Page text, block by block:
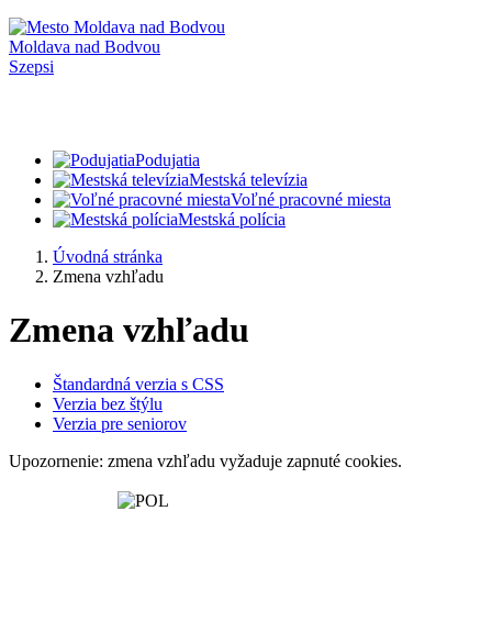
Moldava nad Bodvou
Szepsi
Podujatia
Mestská televízia
Voľné pracovné miesta
Mestská polícia
Úvodná stránka
Zmena vzhľadu
Zmena vzhľadu
Štandardná verzia s CSS
Verzia bez štýlu
Verzia pre seniorov
Upozornenie: zmena vzhľadu vyžaduje zapnuté cookies.